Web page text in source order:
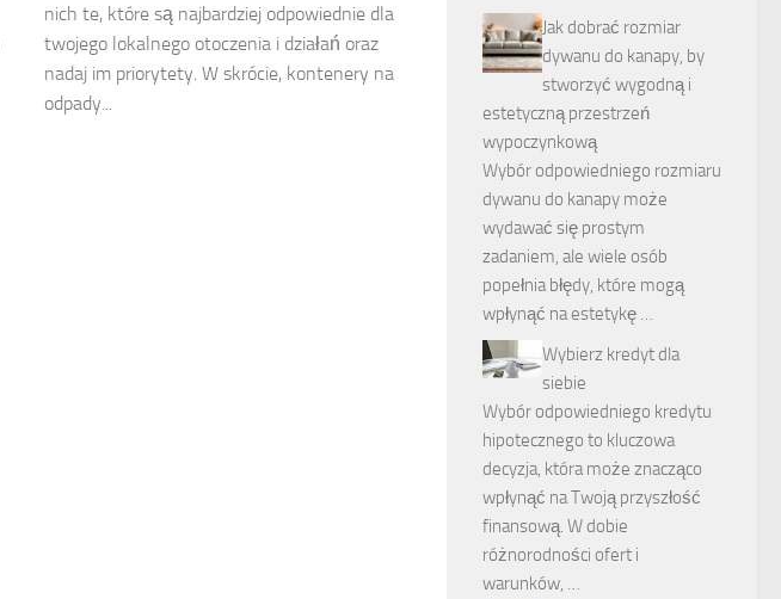
nich te, które są najbardziej odpowiednie dla
twojego lokalnego otoczenia i działań oraz
nadaj im priorytety. W skrócie, kontenery na
odpady...
Jak dobrać rozmiar
dywanu do kanapy, by
stworzyć wygodną i
estetyczną przestrzeń
wypoczynkową
Wybór odpowiedniego rozmiaru
dywanu do kanapy może
wydawać się prostym
zadaniem, ale wiele osób
popełnia błędy, które mogą
wpłynąć na estetykę …
Wybierz kredyt dla
siebie
Wybór odpowiedniego kredytu
hipotecznego to kluczowa
decyzja, która może znacząco
wpłynąć na Twoją przyszłość
finansową. W dobie
różnorodności ofert i
warunków, …